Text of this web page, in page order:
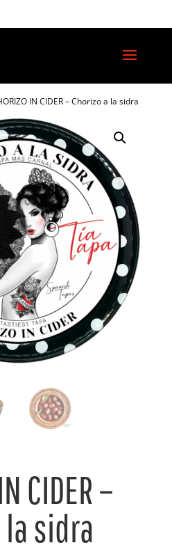
IN CIDER – Chorizo a la sidra
CIDER –
sidra